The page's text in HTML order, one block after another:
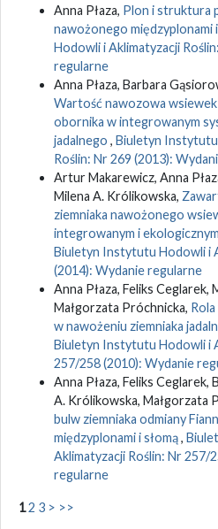
Anna Płaza, Plon i struktura
nawożonego międzyplonami i
Hodowli i Aklimatyzacji
regularne
Anna Płaza, Barbara
Wartość nawozowa
obornika w integrowanym
jadalnego , Biuletyn Instytutu
Roślin: Nr 269 (2013):
Artur Makarewicz, Anna
Milena A. Królikowska,
ziemniaka nawożonego
integrowanym i
Biuletyn Instytutu Hodowli i
(2014): Wydanie regularne
Anna Płaza, Feliks Ceglarek,
Małgorzata Próchnicka,
w nawożeniu ziemniaka
Biuletyn Instytutu Hodowli i
257/258 (2010): Wydanie
Anna Płaza, Feliks
A. Królikowska, Małgorzata
bulw ziemniaka odmiany
międzyplonami i słomą,
Aklimatyzacji Roślin: Nr 257/
regularne
12 3 > >>